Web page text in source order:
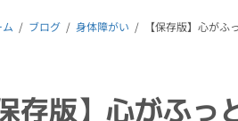
ブログ 身体障がい 【保存版】心が
保存版】心がふ